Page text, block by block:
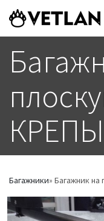
Багажники Багажник